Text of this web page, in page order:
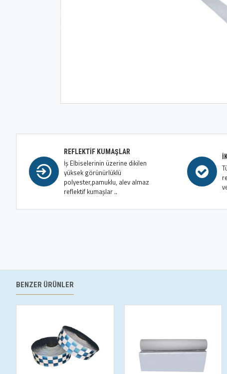
REFLEKTIF KUMAŞLAR
İş Elbiselerinin üzerine dikilen
yüksek görünürlüklü
polyester,pamuklu, alev almaz
reflektif kumaşlar ..
BENZER ÜRÜNLER